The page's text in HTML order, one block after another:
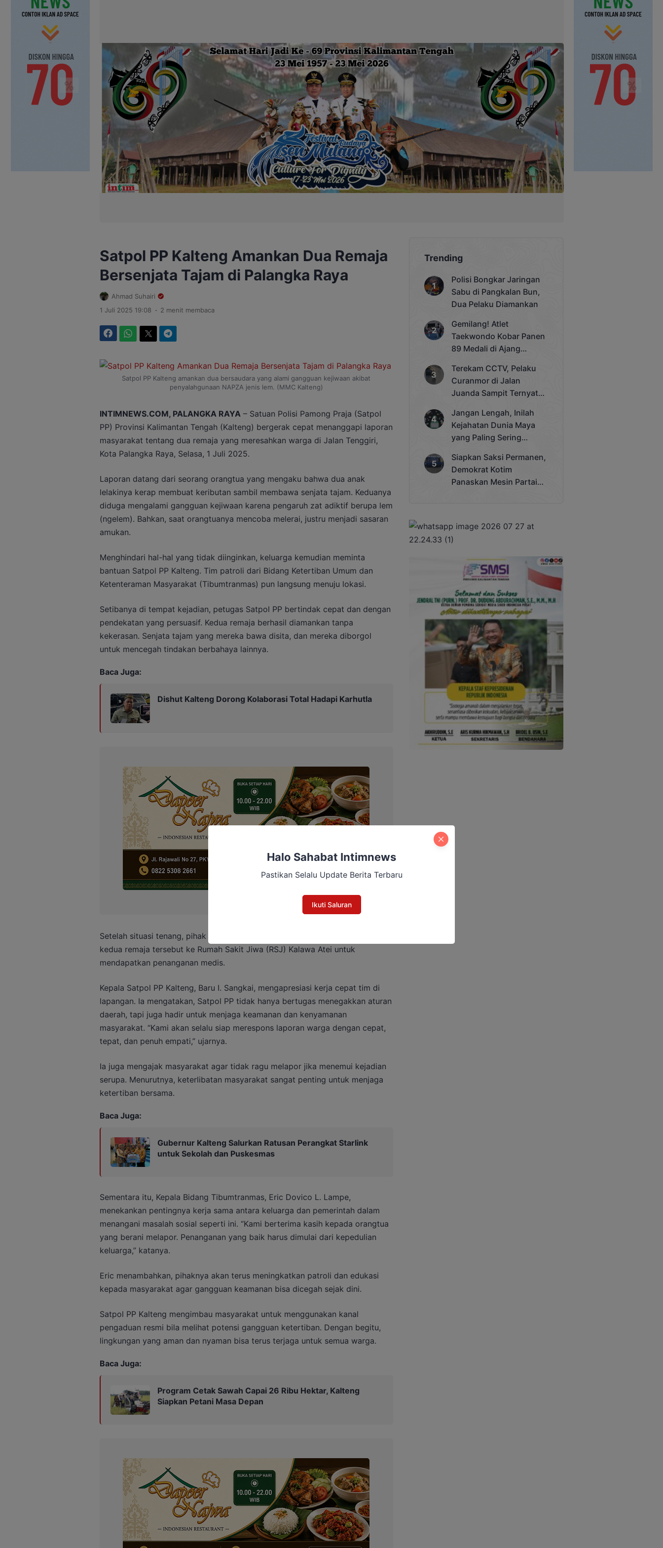
Satpol PP Kalteng Amankan Dua Remaja
Bersenjata Tajam di Palangka Raya
Ahmad Suhairi
1 Juli 2025 19:08 . 2 menit membaca
Satpol PP Kalteng amankan dua bersaudara yang alami gangguan kejiwaan akibat
penyalahgunaan NAPZA jenis lem. (MMC Kalteng)
INTIMNEWS.COM, PALANGKA RAYA – Satuan Polisi Pamong Praja (Satpol
PP) Provinsi Kalimantan Tengah (Kalteng) bergerak cepat menanggapi laporan
masyarakat tentang dua remaja yang meresahkan warga di Jalan Tenggiri,
Kota Palangka Raya, Selasa, 1 Juli 2025.
Laporan datang dari seorang orangtua yang mengaku bahwa dua anak
lelakinya kerap membuat keributan sambil membawa senjata tajam. Keduanya
diduga mengalami gangguan kejiwaan karena pengaruh zat adiktif berupa lem
(ngelem). Bahkan, saat orangtuanya mencoba melerai, justru menjadi sasaran
amukan.
Menghindari hal-hal yang tidak diinginkan, keluarga kemudian meminta
bantuan Satpol PP Kalteng. Tim patroli dari Bidang Ketertiban Umum dan
Ketenteraman Masyarakat (Tibumtranmas) pun langsung menuju lokasi.
Setibanya di tempat kejadian, petugas Satpol PP bertindak cepat dan dengan
pendekatan yang persuasif. Kedua remaja berhasil diamankan tanpa
kekerasan. Senjata tajam yang mereka bawa disita, dan mereka diborgol
untuk mencegah tindakan berbahaya lainnya.
Baca Juga:
Dishut Kalteng Dorong Kolaborasi Total Hadapi Karhutla
Setelah situasi tenang, pihak keluarga bersama petugas sepakat membawa
kedua remaja tersebut ke Rumah Sakit Jiwa (RSJ) Kalawa Atei untuk
mendapatkan penanganan medis.
Kepala Satpol PP Kalteng, Baru I. Sangkai, mengapresiasi kerja cepat tim di
lapangan. Ia mengatakan, Satpol PP tidak hanya bertugas menegakkan aturan
daerah, tapi juga hadir untuk menjaga keamanan dan kenyamanan
masyarakat. “Kami akan selalu siap merespons laporan warga dengan cepat,
tepat, dan penuh empati,” ujarnya.
Ia juga mengajak masyarakat agar tidak ragu melapor jika menemui kejadian
serupa. Menurutnya, keterlibatan masyarakat sangat penting untuk menjaga
ketertiban bersama.
Baca Juga:
Gubernur Kalteng Salurkan Ratusan Perangkat Starlink
untuk Sekolah dan Puskesmas
Sementara itu, Kepala Bidang Tibumtranmas, Eric Dovico L. Lampe,
menekankan pentingnya kerja sama antara keluarga dan pemerintah dalam
menangani masalah sosial seperti ini. “Kami berterima kasih kepada orangtua
yang berani melapor. Penanganan yang baik harus dimulai dari kepedulian
keluarga,” katanya.
Eric menambahkan, pihaknya akan terus meningkatkan patroli dan edukasi
kepada masyarakat agar gangguan keamanan bisa dicegah sejak dini.
Satpol PP Kalteng mengimbau masyarakat untuk menggunakan kanal
pengaduan resmi bila melihat potensi gangguan ketertiban. Dengan begitu,
lingkungan yang aman dan nyaman bisa terus terjaga untuk semua warga.
Baca Juga:
Program Cetak Sawah Capai 26 Ribu Hektar, Kalteng
Siapkan Petani Masa Depan
Trending
Polisi Bongkar Jaringan
Sabu di Pangkalan Bun,
Dua Pelaku Diamankan
Gemilang! Atlet
Taekwondo Kobar Panen
89 Medali di Ajang
Cup 2025
Terekam CCTV, Pelaku
Curanmor di Jalan
Juanda Sampit Ternyata
Jangan Lengah, Inilah
Kejahatan Dunia Maya
yang Paling Sering
Siapkan Saksi Permanen,
Demokrat Kotim
Panaskan Mesin Partai
Halo Sahabat Intimnews
Pastikan Selalu Update Berita Terbaru
Ikuti Saluran